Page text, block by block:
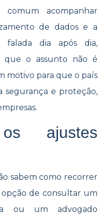
acompanhar
de dados e a
falada dia após dia,
que o assunto não é
motivo para que o país
segurança e proteção,
ajustes
sabem como recorrer
opção de consultar um
ou um advogado